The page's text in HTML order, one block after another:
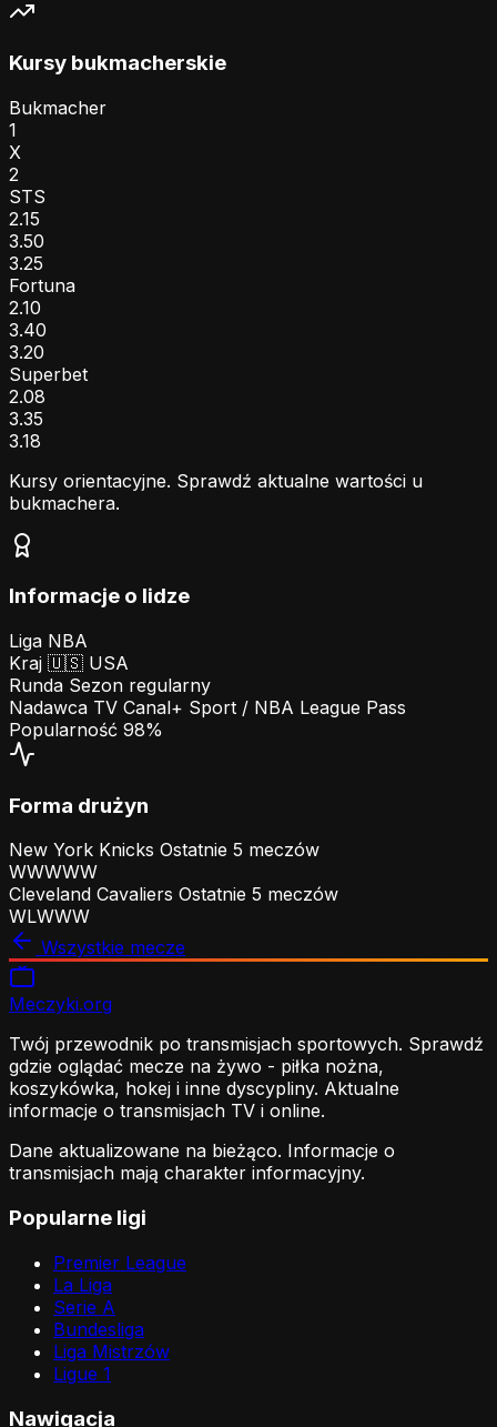
Kursy bukmacherskie
Bukmacher
1
X
2
STS
2.15
3.50
3.25
Fortuna
2.10
3.40
3.20
Superbet
2.08
3.35
3.18
Kursy orientacyjne. Sprawdź aktualne wartości u
bukmachera.
Informacje o lidze
Liga NBA
Kraj 🇺🇸 USA
Runda Sezon regularny
Nadawca TV Canal+ Sport / NBA League Pass
Popularność 98%
Forma drużyn
New York Knicks Ostatnie 5 meczów
WWWWW
Cleveland Cavaliers Ostatnie 5 meczów
WLWWW
Wszystkie mecze
Meczyki.org
Twój przewodnik po transmisjach sportowych. Sprawdź
gdzie oglądać mecze na żywo - piłka nożna,
koszykówka, hokej i inne dyscypliny. Aktualne
informacje o transmisjach TV i online.
Dane aktualizowane na bieżąco. Informacje o
transmisjach mają charakter informacyjny.
Popularne ligi
Premier League
La Liga
Serie A
Bundesliga
Liga Mistrzów
Ligue 1
Nawigacja